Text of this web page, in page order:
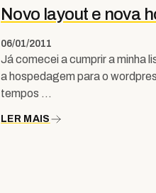
Novo layout e nova
06/01/2011
Já comecei a cumprir a minha
a hospedagem para o
tempos …
LER MAIS